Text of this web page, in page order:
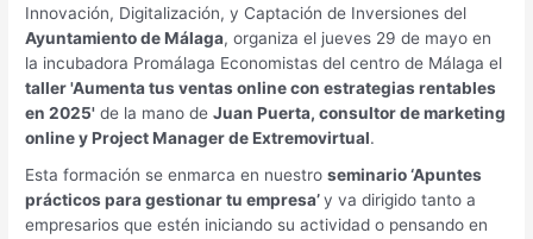
Innovación, Digitalización, y Captación de Inversiones del
Ayuntamiento de Málaga, organiza el jueves 29 de mayo en
la incubadora Promálaga Economistas del centro de Málaga el
taller 'Aumenta tus ventas online con estrategias rentables
en 2025' de la mano deJuan Puerta, consultor de marketing
online y Project Manager de Extremovirtual.
Esta formación se enmarca en nuestroseminario ‘Apuntes
prácticos para gestionar tu empresa’y va dirigido tanto a
empresarios que estén iniciando su actividad o pensando en